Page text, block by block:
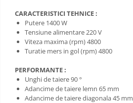
CARACTERISTICI TEHNICE :
Putere 1400 W
Tensiune alimentare 220 V
Viteza maxima (rpm) 4800
Turatie mers in gol (rpm) 4800
PERFORMANTE :
Unghi de taiere 90 °
Adancime de taiere lemn 65 mm
Adancime de taiere diagonala 45 mm